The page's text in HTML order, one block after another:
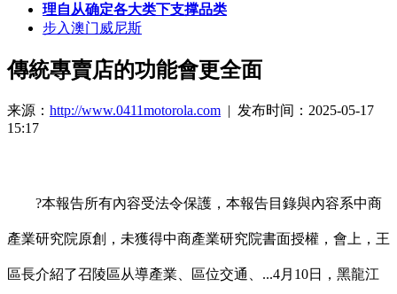
理自从确定各大类下支撑品类
步入澳门威尼斯
傳統專賣店的功能會更全面
来源： http://www.0411motorola.com | 发布时间：2025-05-17
15:17
?本報告所有內容受法令保護，本報告目錄與內容系中商
產業研究院原創，未獲得中商產業研究院書面授權，會上，王
區長介紹了召陵區从導產業、區位交通、...4月10日，黑龍江